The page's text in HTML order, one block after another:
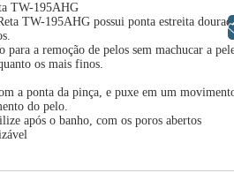
TW-195AHG
TW-195AHG possui ponta estreita
para a remoção de pelos sem machucar a
os mais finos.
a ponta da pinça, e puxe em um
do pelo.
após o banho, com os poros abertos
Libras